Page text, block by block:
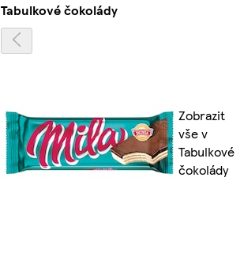
Tabulkové čokolády
Zobrazit
vše v
Tabulkové
čokolády